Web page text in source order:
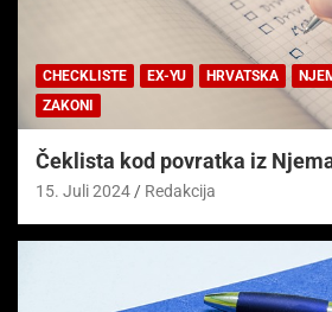
CHECKLISTE EX-YU HRVATSKA
ZAKONI
Čeklista kod povratka iz
15. Juli 2024 Redakcija